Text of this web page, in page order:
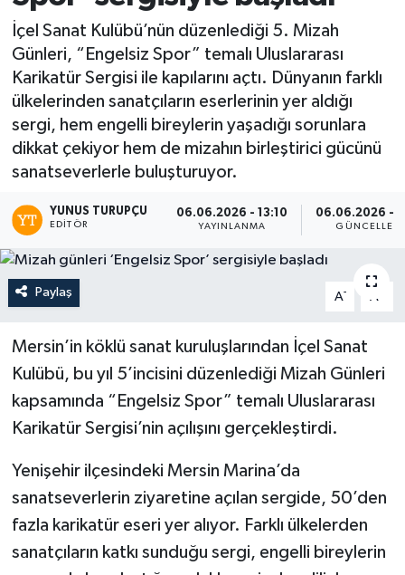
İçel Sanat Kulübü’nün düzenlediği 5. Mizah
Günleri, “Engelsiz Spor” temalı Uluslararası
Karikatür Sergisi ile kapılarını açtı. Dünyanın farklı
ülkelerinden sanatçıların eserlerinin yer aldığı
sergi, hem engelli bireylerin yaşadığı sorunlara
dikkat çekiyor hem de mizahın birleştirici gücünü
sanatseverlerle buluşturuyor.
YUNUS TURUPÇU
EDITÖR
06.06.2026 - 13:10
YAYINLANMA
06.06.2026 -
Paylaş A- A
Mersin’in köklü sanat kuruluşlarından İçel Sanat
Kulübü, bu yıl 5’incisini düzenlediği Mizah Günleri
kapsamında “Engelsiz Spor” temalı Uluslararası
Karikatür Sergisi’nin açılışını gerçekleştirdi.
Yenişehir ilçesindeki Mersin Marina’da
sanatseverlerin ziyaretine açılan sergide, 50’den
fazla karikatür eseri yer alıyor. Farklı ülkelerden
sanatçıların katkı sunduğu sergi, engelli bireylerin